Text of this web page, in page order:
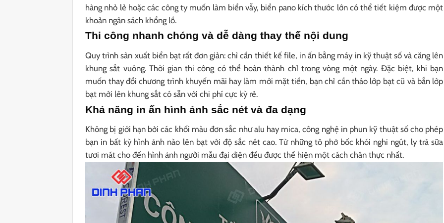
hàng nhỏ lẻ hoặc các công ty muốn làm biển vẫy, biển pano kích thước lớn có thể tiết kiệm được một
khoản ngân sách khổng lồ.
Thi công nhanh chóng và dễ dàng thay thế nội dung
Quy trình sản xuất biển bạt rất đơn giản: chỉ cần thiết kế file, in ấn bằng máy in kỹ thuật số và căng lên
khung sắt vuông. Thời gian thi công có thể hoàn thành chỉ trong vòng một ngày. Đặc biệt, khi bạn
muốn thay đổi chương trình khuyến mãi hay làm mới mặt tiền, bạn chỉ cần tháo lớp bạt cũ và bắn lớp
bạt mới lên khung sắt có sẵn với chi phí cực kỳ rẻ.
Khả năng in ấn hình ảnh sắc nét và đa dạng
Không bị giới hạn bởi các khối màu đơn sắc như alu hay mica, công nghệ in phun kỹ thuật số cho phép
bạn in bất kỳ hình ảnh nào lên bạt với độ sắc nét cao. Từ những tô phở bốc khói nghi ngút, ly trà sữa
tươi mát cho đến hình ảnh người mẫu đại diện đều được thể hiện một cách chân thực nhất.